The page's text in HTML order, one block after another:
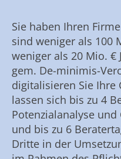
Sie haben Ihren
sind weniger als 100
weniger als 20 Mio. €
gem. De-minimis-
digitalisieren Sie Ihre
lassen sich bis zu 4
Potenzialanalyse
und bis zu 6
Dritte in der